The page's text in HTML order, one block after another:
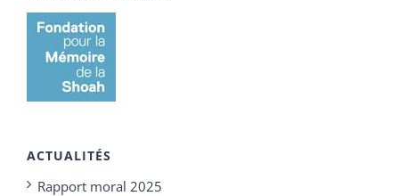
ACTUALITÉS
Rapport moral 2025